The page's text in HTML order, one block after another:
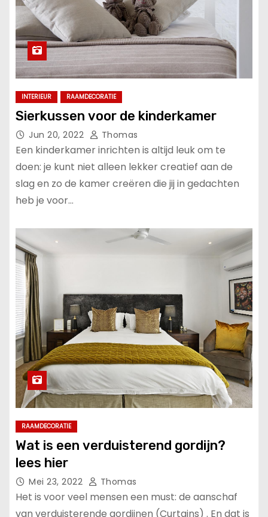
INTERIEUR RAAMDECORATIE
Sierkussen voor de kinderkamer
Jun 20, 2022 Thomas
Een kinderkamer inrichten is altijd leuk om te
doen: je kunt niet alleen lekker creatief aan de
slag en zo de kamer creëren die jij in gedachten
heb je voor…
RAAMDECORATIE
Wat is een verduisterend gordijn?
lees hier
Mei 23, 2022 Thomas
Het is voor veel mensen een must: de aanschaf
van verduisterende gordijnen (Curtains) . En dat is